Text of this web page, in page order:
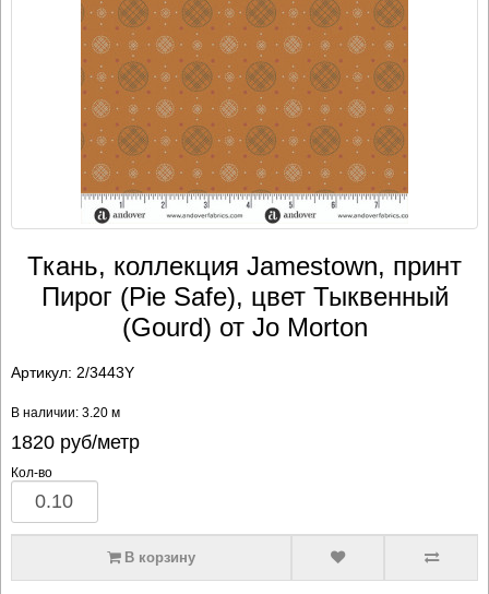
Ткань, коллекция Jamestown, принт
Пирог (Pie Safe), цвет Тыквенный
(Gourd) от Jo Morton
Артикул: 2/3443Y
В наличии: 3.20 м
1820руб/метр
Кол-во
В корзину